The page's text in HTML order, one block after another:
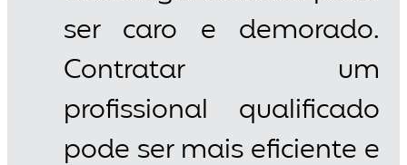
ser caro e demorado.
Contratar um
profissional qualificado
pode ser mais eficiente e